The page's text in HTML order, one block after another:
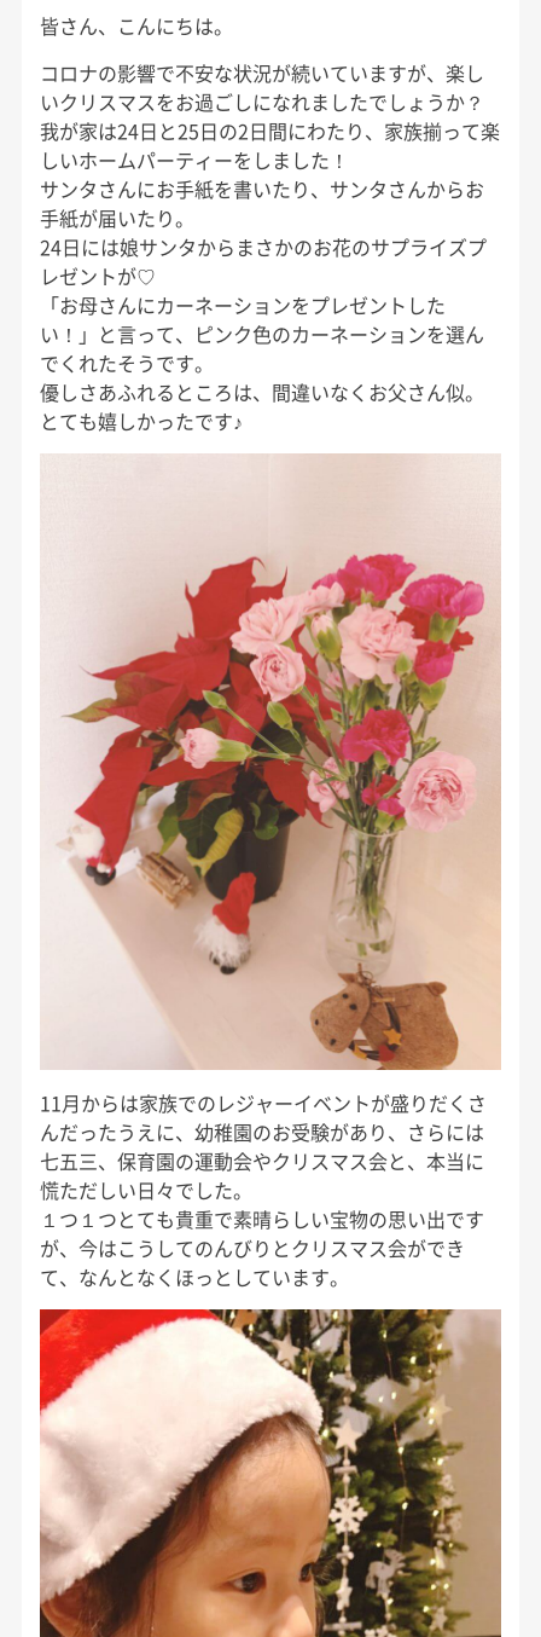
皆さん、こんにちは。
コロナの影響で不安な状況が続いていますが、楽し
いクリスマスをお過ごしになれましたでしょうか？
我が家は24日と25日の2日間にわたり、家族揃って楽
しいホームパーティーをしました！
サンタさんにお手紙を書いたり、サンタさんからお
手紙が届いたり。
24日には娘サンタからまさかのお花のサプライズプ
レゼントが♡
「お母さんにカーネーションをプレゼントした
い！」と言って、ピンク色のカーネーションを選ん
でくれたそうです。
優しさあふれるところは、間違いなくお父さん似。
とても嬉しかったです♪
11月からは家族でのレジャーイベントが盛りだくさ
んだったうえに、幼稚園のお受験があり、さらには
七五三、保育園の運動会やクリスマス会と、本当に
慌ただしい日々でした。
１つ１つとても貴重で素晴らしい宝物の思い出です
が、今はこうしてのんびりとクリスマス会ができ
て、なんとなくほっとしています。